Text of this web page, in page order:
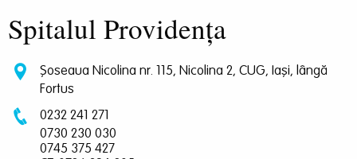
Spitalul Providența
Șoseaua Nicolina nr. 115, Nicolina 2, CUG, Iași, lângă
Fortus
0232 241 271
0730 230 030
0745 375 427